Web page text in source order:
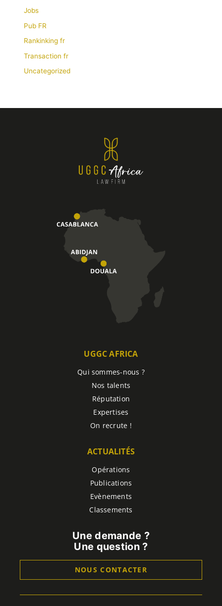
Jobs
Pub FR
Rankinking fr
Transaction fr
Uncategorized
UGGC AFRICA
Qui sommes-nous ?
Nos talents
Réputation
Expertises
On recrute !
ACTUALITÉS
Opérations
Publications
Evènements
Classements
Une demande ?
Une question ?
NOUS CONTACTER